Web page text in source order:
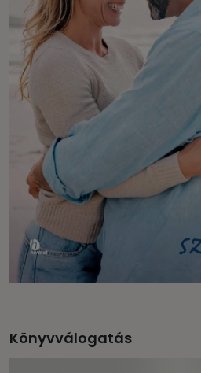
Könyvválogatás